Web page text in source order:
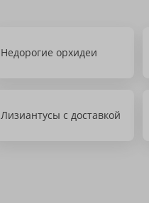
Недорогие орхидеи
Лизиантусы с доставкой